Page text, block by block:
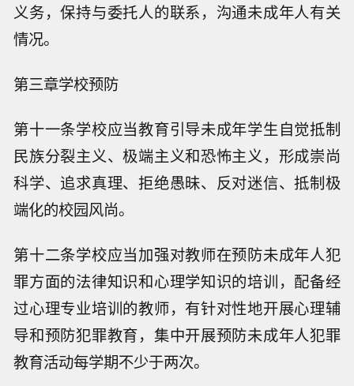
义务，保持与委托人的联系，沟通未成年人有关
情况。
第三章学校预防
第十一条学校应当教育引导未成年学生自觉抵制
民族分裂主义、极端主义和恐怖主义，形成崇尚
科学、追求真理、拒绝愚昧、反对迷信、抵制极
端化的校园风尚。
第十二条学校应当加强对教师在预防未成年人犯
罪方面的法律知识和心理学知识的培训，配备经
过心理专业培训的教师，有针对性地开展心理辅
导和预防犯罪教育，集中开展预防未成年人犯罪
教育活动每学期不少于两次。